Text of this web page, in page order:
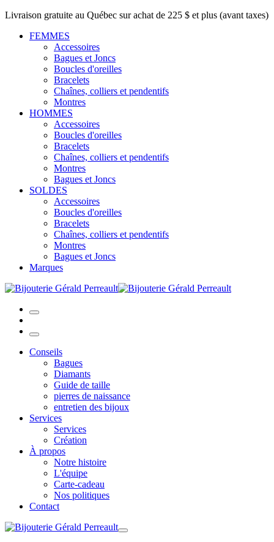
Livraison gratuite au Québec sur achat de 225 $ et plus (avant taxes)
FEMMES
Accessoires
Bagues et Joncs
Boucles d'oreilles
Bracelets
Chaînes, colliers et pendentifs
Montres
HOMMES
Accessoires
Boucles d'oreilles
Bracelets
Chaînes, colliers et pendentifs
Montres
Bagues et Joncs
SOLDES
Accessoires
Boucles d'oreilles
Bracelets
Chaînes, colliers et pendentifs
Montres
Bagues et Joncs
Marques
Conseils
Bagues
Diamants
Guide de taille
pierres de naissance
entretien des bijoux
Services
Services
Création
À propos
Notre histoire
L'équipe
Carte-cadeau
Nos politiques
Contact